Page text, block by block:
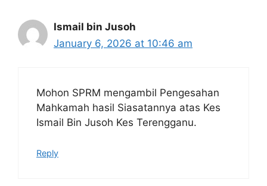
Ismail bin Jusoh
January 6, 2026 at 10:46 am
Mohon SPRM mengambil Pengesahan
Mahkamah hasil Siasatannya atas Kes
Ismail Bin Jusoh Kes Terengganu.
Reply